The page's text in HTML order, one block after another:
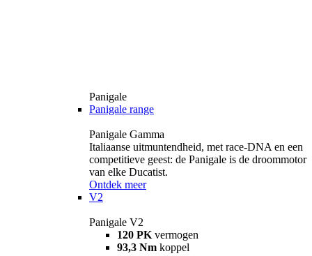
Panigale
Panigale range
Panigale Gamma
Italiaanse uitmuntendheid, met race-DNA en een
competitieve geest: de Panigale is de droommotor
van elke Ducatist.
Ontdek meer
V2
Panigale V2
120 PK vermogen
93,3 Nm koppel